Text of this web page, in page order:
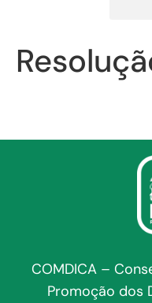
COMDICA –
Promoção dos